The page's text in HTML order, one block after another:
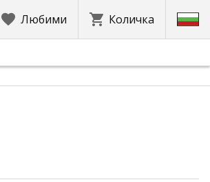
Любими Количка